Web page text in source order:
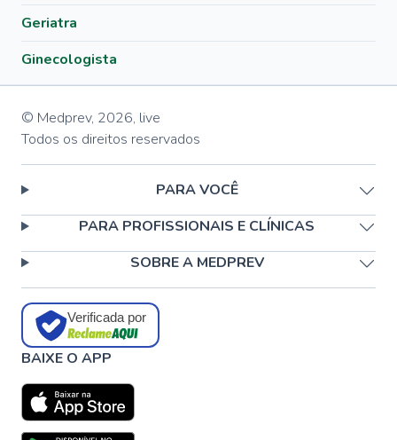
Geriatra
Ginecologista
© Medprev, 2026, live
Todos os direitos reservados
PARA VOCÊ
PARA PROFISSIONAIS E CLÍNICAS
SOBRE A MEDPREV
Verificada por
BAIXE O APP